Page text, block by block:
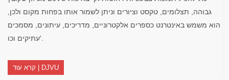
גבוהה, תצלומים, טקסט וציורים וניתן לשמור אותו בפחות מקום ולכן,
הוא משמש באינטרנט כספרים אלקטרוניים, מדריכים, עיתונים, מסמכים
עתיקים וכו'.
קרא עוד | DJVU